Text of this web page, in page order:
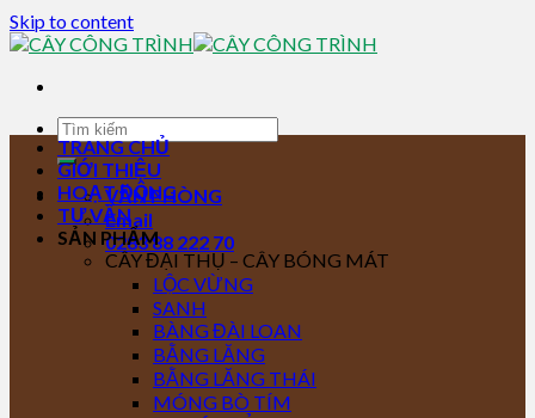
Skip to content
VĂN PHÒNG
Email
0283 88 222 70
TRANG CHỦ
GIỚI THIỆU
HOẠT ĐỘNG
TƯ VẤN
SẢN PHẨM
CÂY ĐẠI THỤ – CÂY BÓNG MÁT
LỘC VỪNG
SANH
BÀNG ĐÀI LOAN
BẰNG LĂNG
BẰNG LĂNG THÁI
MÓNG BÒ TÍM